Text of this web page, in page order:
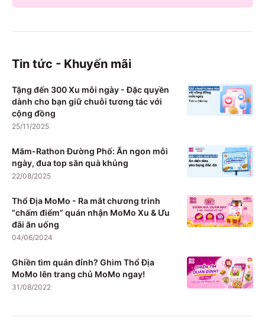
Tin tức - Khuyến mãi
Tặng đến 300 Xu mỗi ngày - Đặc quyền
dành cho bạn giữ chuỗi tương tác với
cộng đồng
25/11/2025
Măm-Rathon Đường Phố: Ăn ngon mỗi
ngày, đua top săn quà khủng
22/08/2025
Thổ Địa MoMo - Ra mắt chương trình
“chấm điểm” quán nhận MoMo Xu & Ưu
đãi ăn uống
04/06/2024
Ghiền tìm quán đỉnh? Ghim Thổ Địa
MoMo lên trang chủ MoMo ngay!
31/08/2022